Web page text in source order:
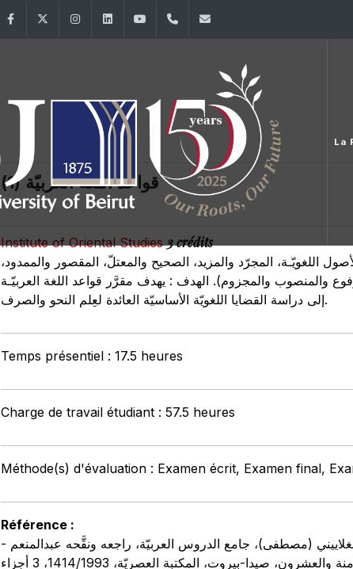
FacebookTwitter InstagramLinkedInYouTube+961 (1) 421 581
La
قواعد اللغة العربيّة (1)
Institute of Oriental Studies3 crédits
اللغويّـة، المجرّد والمزيد، الصحيح والمعتلّ، المقصور والممدود،
والمنصوب والمجزوم). الهدف : يهدف مقرَّر قواعد اللغة العربيّـة
إلى دراسة القضايا اللغويّة الأساسيّة العائدة لعِلم النحو والصرف.
Temps présentiel : 17.5 heures
Charge de travail étudiant : 57.5 heures
Méthode(s) d'évaluation : Examen écrit, Examen final,
Référence :
- حَسَن (عبّاس) ، النحو الوافي، القاهرة، دالر المعارف، 1973-1976. - الغلاييني (مصطفى)، جامع الدروس العربيّة، راجعه ونقَّحه عبدالمنعم